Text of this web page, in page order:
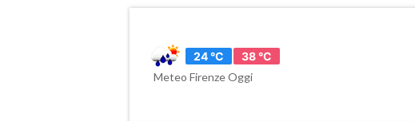
24 °C
38 °C
Meteo Firenze Oggi